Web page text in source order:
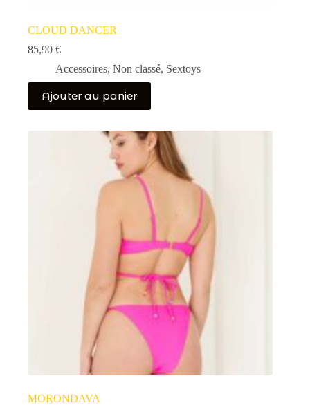
CLOUD DANCER
85,90 €
Accessoires, Non classé, Sextoys
Ajouter au panier
MORONDAVA